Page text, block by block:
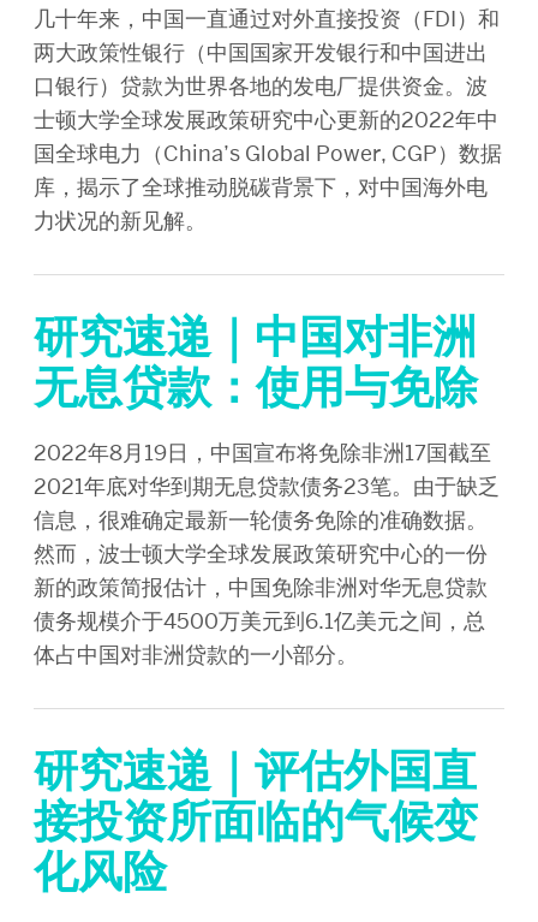
几十年来，中国一直通过对外直接投资（FDI）和
两大政策性银行（中国国家开发银行和中国进出
口银行）贷款为世界各地的发电厂提供资金。波
士顿大学全球发展政策研究中心更新的2022年中
国全球电力（China’s Global Power, CGP）数据
库，揭示了全球推动脱碳背景下，对中国海外电
力状况的新见解。
研究速递｜中国对非洲
无息贷款：使用与免除
2022年8月19日，中国宣布将免除非洲17国截至
2021年底对华到期无息贷款债务23笔。由于缺乏
信息，很难确定最新一轮债务免除的准确数据。
然而，波士顿大学全球发展政策研究中心的一份
新的政策简报估计，中国免除非洲对华无息贷款
债务规模介于4500万美元到6.1亿美元之间，总
体占中国对非洲贷款的一小部分。
研究速递｜评估外国直
接投资所面临的气候变
化风险